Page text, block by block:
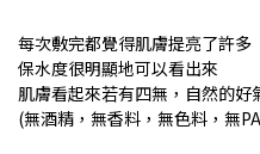
每次敷完都覺得肌膚提亮了許多
保水度很明顯地可以看出來
肌膚看起來若有四無，自然的好
(無酒精，無香料，無色料，無